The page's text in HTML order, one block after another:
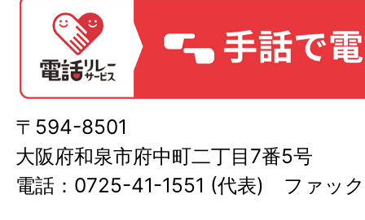
〒594-8501
大阪府和泉市府中町二丁目7番5号
電話：0725-41-1551 (代表) ファッ